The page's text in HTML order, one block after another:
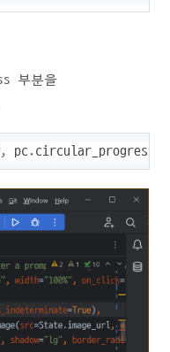
부분을
, pc. circular_progress
Copy